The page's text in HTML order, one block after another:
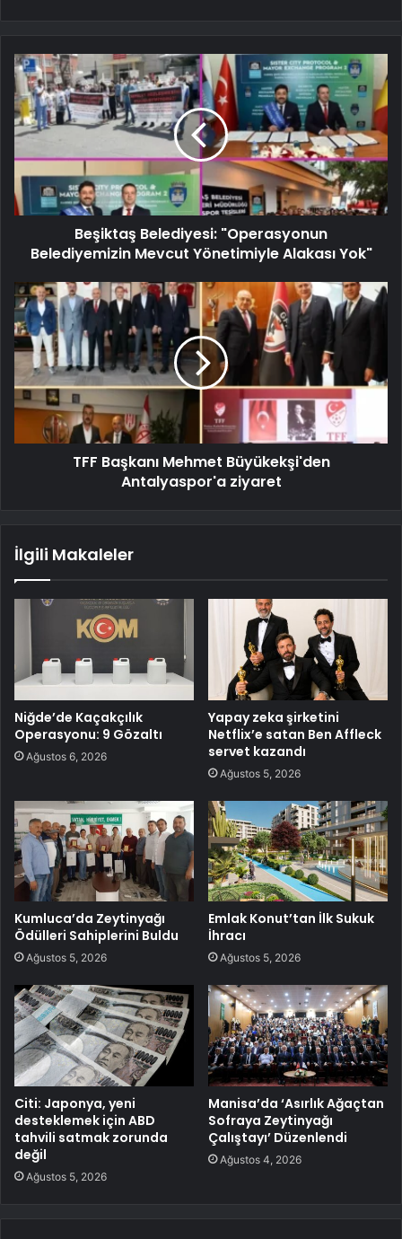
Beşiktaş Belediyesi: "Operasyonun
Belediyemizin Mevcut Yönetimiyle Alakası Yok"
TFF Başkanı Mehmet Büyükekşi'den
Antalyaspor'a ziyaret
İlgili Makaleler
Niğde’de Kaçakçılık
Operasyonu: 9 Gözaltı
Ağustos 6, 2026
Yapay zeka şirketini
Netflix’e satan Ben Affleck
servet kazandı
Ağustos 5, 2026
Kumluca’da Zeytinyağı
Ödülleri Sahiplerini Buldu
Ağustos 5, 2026
Emlak Konut’tan İlk Sukuk
İhracı
Ağustos 5, 2026
Citi: Japonya, yeni
desteklemek için ABD
tahvili satmak zorunda
değil
Ağustos 5, 2026
Manisa’da ‘Asırlık Ağaçtan
Sofraya Zeytinyağı
Çalıştayı’ Düzenlendi
Ağustos 4, 2026